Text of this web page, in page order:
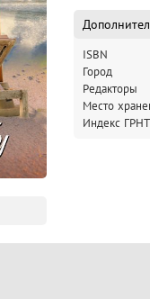
одну реку
Ранее
ISBN
Город
Редакторы
Место
Индекс